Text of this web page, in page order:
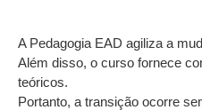
A Pedagogia EAD agiliza a
Além disso, o curso fornece
teóricos.
Portanto, a transição ocorre